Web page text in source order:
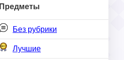
Предметы
Без рубрики
Лучшие